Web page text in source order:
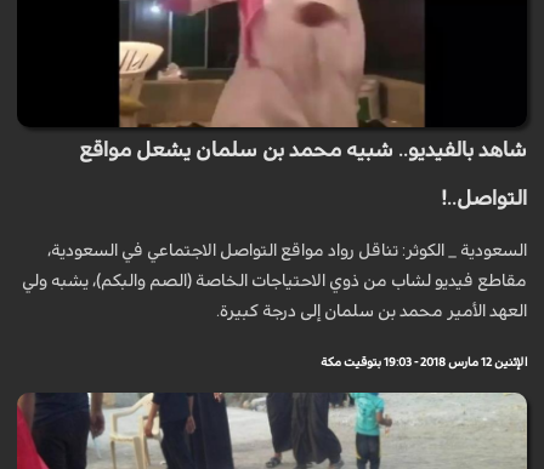
شاهد بالفيديو.. شبيه محمد بن سلمان يشعل مواقع
التواصل..!
السعودية _ الكوثر: تناقل رواد مواقع التواصل الاجتماعي في السعودية،
مقاطع فيديو لشاب من ذوي الاحتياجات الخاصة (الصم والبكم)، يشبه ولي
العهد الأمير محمد بن سلمان إلى درجة كبيرة.
الإثنين 12 مارس 2018 - 19:03 بتوقيت مكة